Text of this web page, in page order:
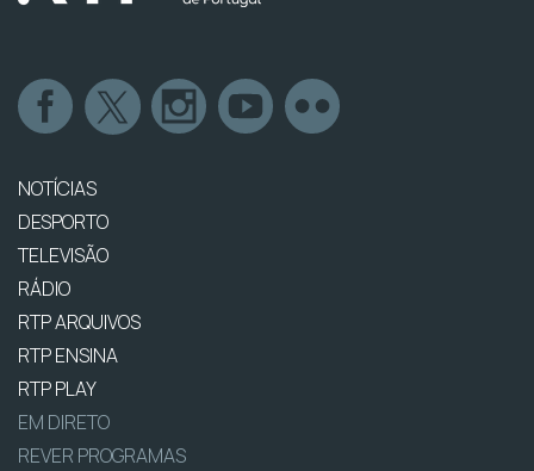
NOTÍCIAS
DESPORTO
TELEVISÃO
RÁDIO
RTP ARQUIVOS
RTP ENSINA
RTP PLAY
EM DIRETO
REVER PROGRAMAS